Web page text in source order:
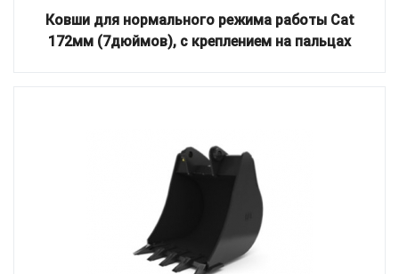
Ковши для нормального режима работы Cat
172мм (7дюймов), с креплением на пальцах